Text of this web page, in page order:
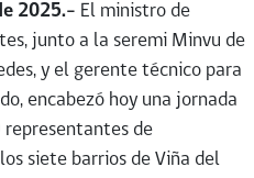
2025.- El ministro de
junto a la seremi Minvu de
y el gerente técnico para
encabezó hoy una jornada
de
siete barrios de Viña del